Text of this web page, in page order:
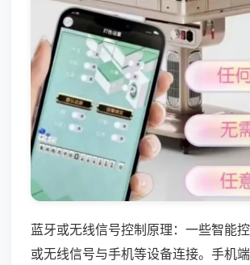
蓝牙或无线信号控制原理：一些智能
或无线信号与手机等设备连接。手机